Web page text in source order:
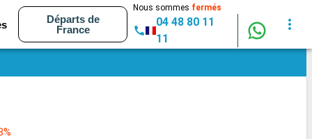
Départs de
France
Nous sommes fermés
04 48 80 11
11